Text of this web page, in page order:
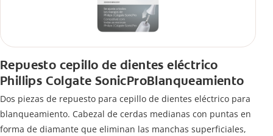
Repuesto cepillo de dientes eléctrico
Phillips Colgate SonicProBlanqueamiento
Dos piezas de repuesto para cepillo de dientes eléctrico para
blanqueamiento. Cabezal de cerdas medianas con puntas en
forma de diamante que eliminan las manchas superficiales,